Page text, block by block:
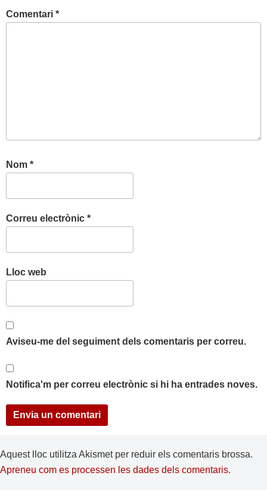
Comentari *
Nom *
Correu electrònic *
Lloc web
Aviseu-me del seguiment dels comentaris per correu.
Notifica'm per correu electrònic si hi ha entrades noves.
Aquest lloc utilitza Akismet per reduir els comentaris brossa.
Apreneu com es processen les dades dels comentaris.